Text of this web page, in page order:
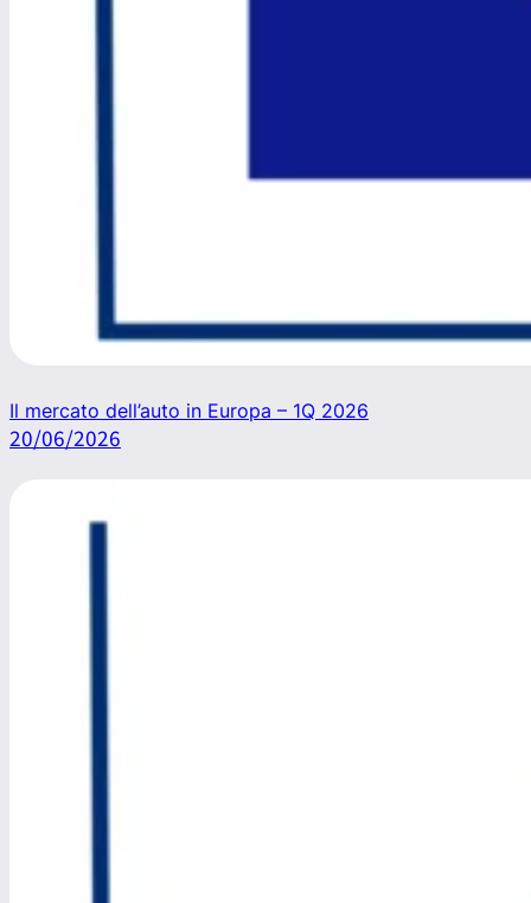
Il mercato dell’auto in Europa – 1Q 2026
20/06/2026